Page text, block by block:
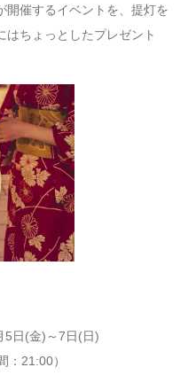
開催するイベントを、提灯を
ちょっとしたプレゼント
5日(金)～7日(日)
：21:00）